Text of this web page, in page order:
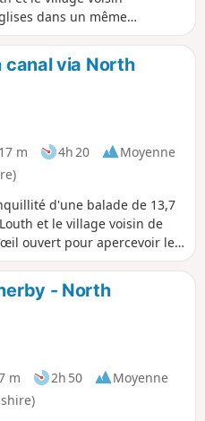
dans un même
apercevoir le bleu vif du
des poules d'eau qui se
canal via North
m 4h 20
Moyenne
d'une balade de 13,7
et le village voisin de
ouvert pour apercevoir le
pitreries des poules d'eau
- North
m 2h 50
Moyenne